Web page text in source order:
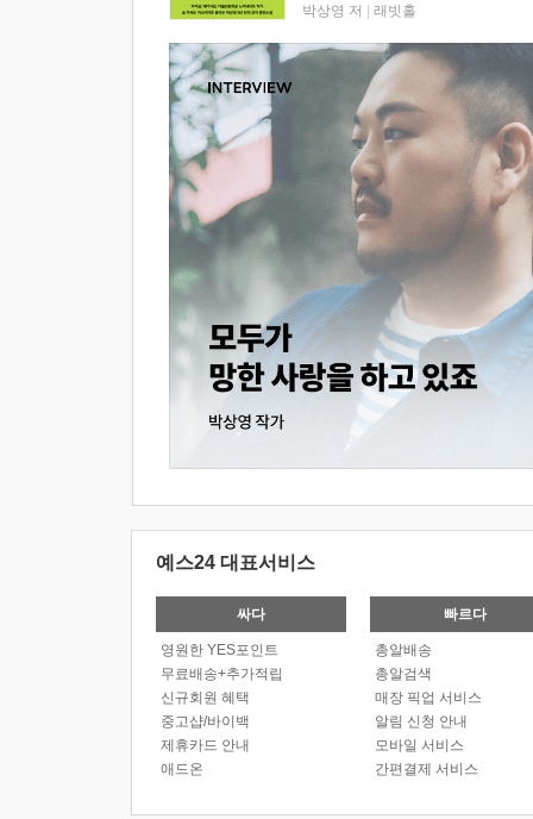
박상영 저 래빗홀
예스24 대표서비스
싸다
영원한 YES포인트
무료배송+추가적립
신규회원 혜택
중고샵/바이백
제휴카드 안내
애드온
빠르다
총알배송
총알검색
매장 픽업 서비스
알림 신청 안내
모바일 서비스
간편결제 서비스